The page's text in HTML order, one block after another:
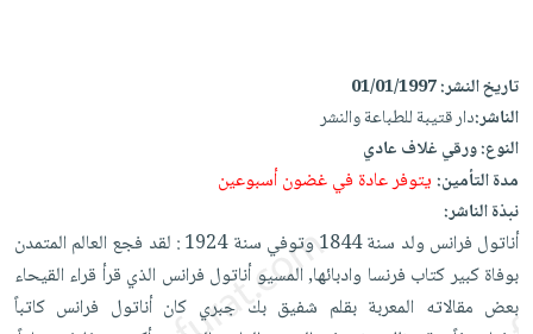
iKitab
على
Android
تحميل
iKitab
على
Apple
masmu3
على
Apple
القراءة
جوائز
أجهزة
العناية
الشخصية
العناية
وتصفيف
الشعر
العناية
بالجسم
المطبخ
والسفرة
الكل
أواني
الطهي
أدوات
متجر
الهدايا
أقسام
تاريخ النشر:01/01/1997
الناشر:دار قتيبة للطباعة والنشر
النوع:ورقي غلاف عادي
مدة التأمين:يتوفر عادة في غضون أسبوعين
نبذة الناشر:
أناتول فرانس ولد سنة 1844 وتوفي سنة 1924 : لقد فجع العالم المتمدن
بوفاة كبير كتاب فرنسا وادبائها, المسيو أناتول فرانس الذي قرأ قراء القيحاء
بعض مقالاته المعربة بقلم شفيق بك جبري كان أناتول فرانس كاتباً